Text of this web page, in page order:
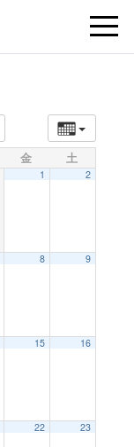
t
金 土
1 2
8 9
15 16
22 23